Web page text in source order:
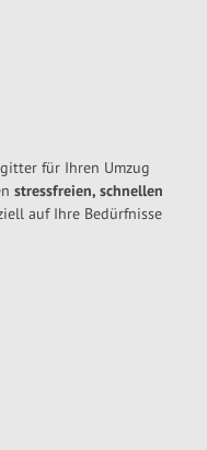
für Ihren Umzug
stressfreien, schnellen
auf Ihre Bedürfnisse